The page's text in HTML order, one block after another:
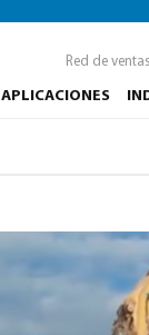
Red de ventas
APLICACIONES